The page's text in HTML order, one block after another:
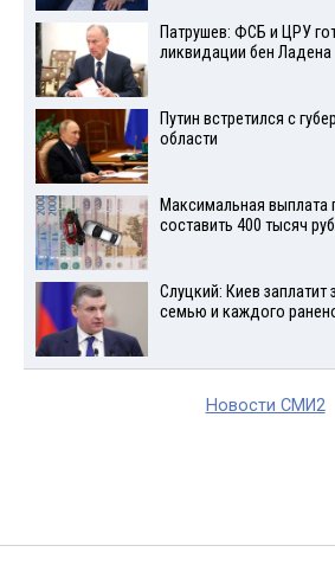
Патрушев: ФСБ и ЦРУ
ликвидации бен Ладена
Путин встретился с
области
Максимальная
составить 400 тысяч
Слуцкий: Киев
семью и каждого
Новости СМИ2